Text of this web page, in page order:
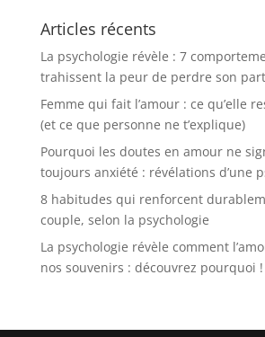
Articles récents
La psychologie révèle : 7
trahissent la peur de perdre son
Femme qui fait l’amour : ce qu’elle
(et ce que personne ne t’explique)
Pourquoi les doutes en amour ne
toujours anxiété : révélations d’une
8 habitudes qui renforcent
couple, selon la psychologie
La psychologie révèle comment
nos souvenirs : découvrez pourquoi !